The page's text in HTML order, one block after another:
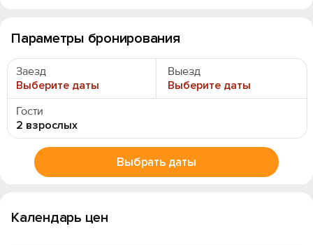
Параметры бронирования
Заезд
Выберите даты
Выезд
Выберите даты
Гости
2 взрослых
Выбрать даты
Календарь цен